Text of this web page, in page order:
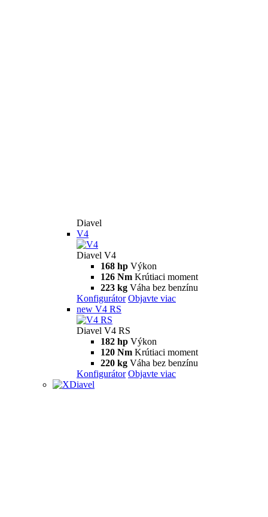
Diavel
V4
Diavel V4
168 hp Výkon
126 Nm Krútiaci moment
223 kg Váha bez benzínu
Konfigurátor Objavte viac
new V4 RS
Diavel V4 RS
182 hp Výkon
120 Nm Krútiaci moment
220 kg Váha bez benzínu
Konfigurátor Objavte viac